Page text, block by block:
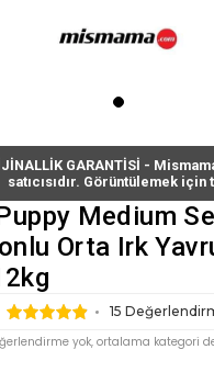
GARANTİSİ -
satıcısıdır. Görüntülemek için
Medium
Orta Irk
15
yok, ortalama kategori